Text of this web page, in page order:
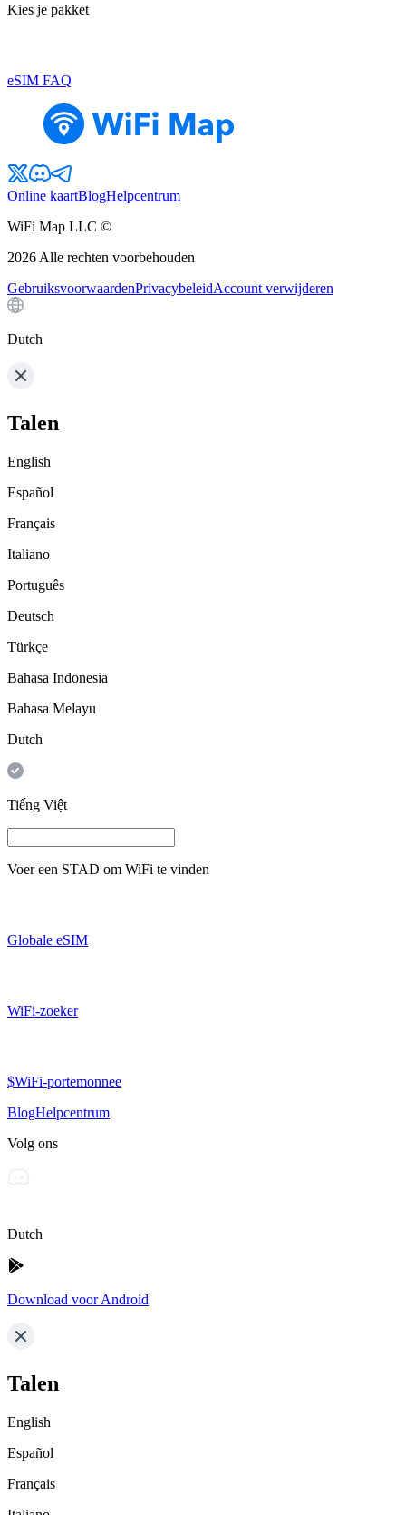
Kies je pakket
eSIM FAQ
Online kaartBlogHelpcentrum
WiFi Map LLC ©
2026 Alle rechten voorbehouden
GebruiksvoorwaardenPrivacybeleidAccount verwijderen
Dutch
Talen
English
Español
Français
Italiano
Português
Deutsch
Türkçe
Bahasa Indonesia
Bahasa Melayu
Dutch
Tiếng Việt
Voer een STAD om WiFi te vinden
Globale eSIM
WiFi-zoeker
$WiFi-portemonnee
BlogHelpcentrum
Volg ons
Dutch
Download voor Android
Talen
English
Español
Français